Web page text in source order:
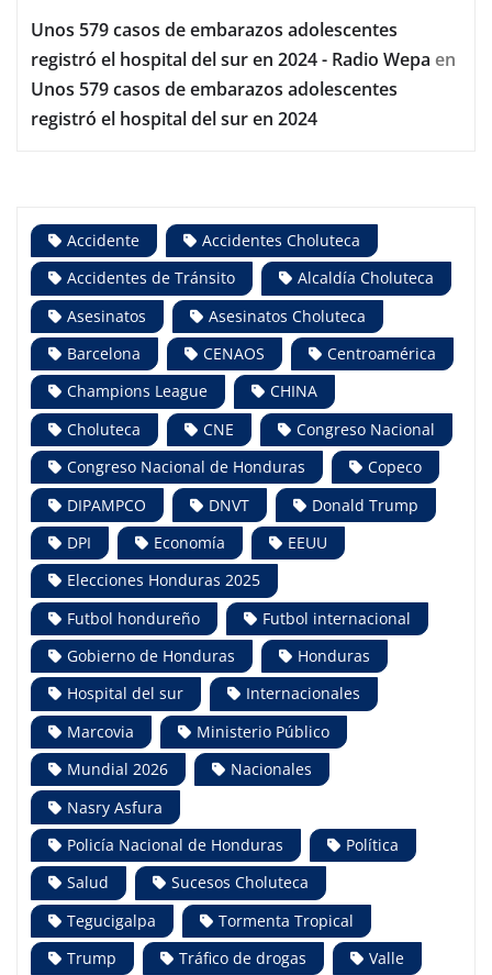
Unos 579 casos de embarazos adolescentes
registró el hospital del sur en 2024 - Radio Wepa en
Unos 579 casos de embarazos adolescentes
registró el hospital del sur en 2024
Accidente
Accidentes Choluteca
Accidentes de Tránsito
Alcaldía Choluteca
Asesinatos
Asesinatos Choluteca
Barcelona
CENAOS
Centroamérica
Champions League
CHINA
Choluteca
CNE
Congreso Nacional
Congreso Nacional de Honduras
Copeco
DIPAMPCO
DNVT
Donald Trump
DPI
Economía
EEUU
Elecciones Honduras 2025
Futbol hondureño
Futbol internacional
Gobierno de Honduras
Honduras
Hospital del sur
Internacionales
Marcovia
Ministerio Público
Mundial 2026
Nacionales
Nasry Asfura
Policía Nacional de Honduras
Política
Salud
Sucesos Choluteca
Tegucigalpa
Tormenta Tropical
Trump
Tráfico de drogas
Valle